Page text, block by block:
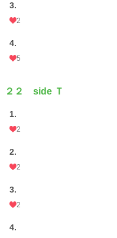
3.
2
4.
5
２２ side Ｔ
1.
2
2.
2
3.
2
4.